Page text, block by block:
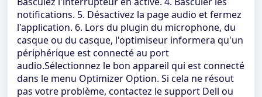
notifications. 5. Désactivez la page audio et fermez
l'application. 6. Lors du plugin du microphone, du
casque ou du casque, l'optimiseur informera qu'un
périphérique est connecté au port
audio.Sélectionnez le bon appareil qui est connecté
dans le menu Optimizer Option. Si cela ne résout
pas votre problème, contactez le support Dell ou